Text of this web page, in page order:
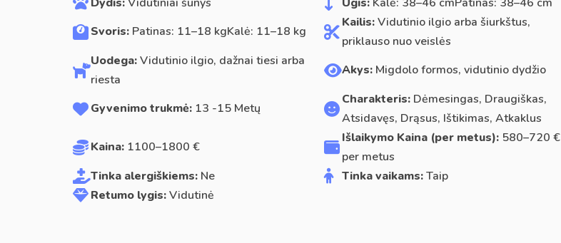
Svoris: Patinas: 11–18 kgKalė: 11–18 kg
Kailis:Vidutinio ilgio arba šiurkštus,
priklauso nuo veislės
Uodega:Vidutinio ilgio, dažnai tiesi arba
riesta
Akys:Migdolo formos, vidutinio dydžio
Gyvenimo trukmė: 13 -15 Metų
Charakteris:Dėmesingas, Draugiškas,
Atsidavęs, Drąsus, Ištikimas, Atkaklus
Kaina: 1100–1800 €
Išlaikymo Kaina (per metus):580–720 €
per metus
Tinka alergiškiems: Ne Tinka vaikams:Taip
Retumo lygis:Vidutinė